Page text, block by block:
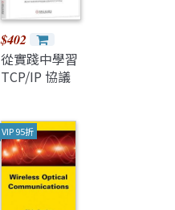
$402
從實踐中學習
TCP/IP 協議
VIP 95折